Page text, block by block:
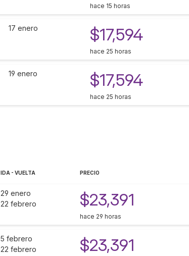
hace 15 horas
17 enero $17,594
hace 25 horas
19 enero $17,594
hace 25 horas
IDA - VUELTA PRECIO
29 enero
22 febrero
$23,391
hace 29 horas
5 febrero
22 febrero
$23,391